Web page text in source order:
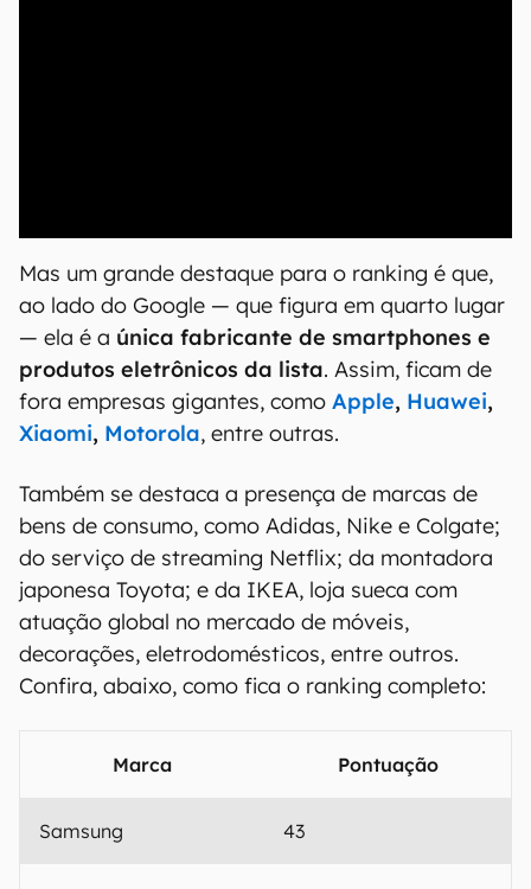
Mas um grande destaque para o ranking é que,
ao lado do Google — que figura em quarto lugar
— ela é a única fabricante de smartphones e
produtos eletrônicos da lista. Assim, ficam de
fora empresas gigantes, como Apple, Huawei,
Xiaomi, Motorola, entre outras.
Também se destaca a presença de marcas de
bens de consumo, como Adidas, Nike e Colgate;
do serviço de streaming Netflix; da montadora
japonesa Toyota; e da IKEA, loja sueca com
atuação global no mercado de móveis,
decorações, eletrodomésticos, entre outros.
Confira, abaixo, como fica o ranking completo:
Marca Pontuação
Samsung 43